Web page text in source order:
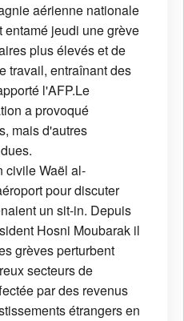
aérienne nationale
jeudi une grève
plus élevés et de
travail, entraînant des
l'AFP.Le
a provoqué
mais d'autres
civile Waël al-
pour discuter
un sit-in. Depuis
Hosni Moubarak il
grèves perturbent
secteurs de
par des revenus
étrangers en